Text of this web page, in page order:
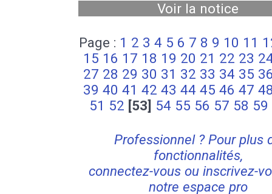
Voir la notice
Page : 1 2 3 4 5 6 7 8 9 10 11
15 16 17 18 19 20 21 22 23
27 28 29 30 31 32 33 34 35
39 40 41 42 43 44 45 46 47
51 52 [53] 54 55 56 57 58 59
Professionnel ? Pour plus
fonctionnalités,
connectez-vous ou inscrivez-
notre espace pro